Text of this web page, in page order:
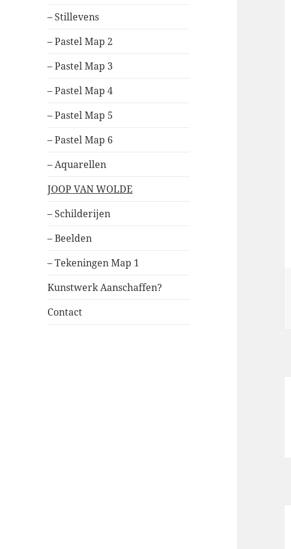
– Stillevens
– Pastel Map 2
– Pastel Map 3
– Pastel Map 4
– Pastel Map 5
– Pastel Map 6
– Aquarellen
JOOP VAN WOLDE
– Schilderijen
– Beelden
– Tekeningen Map 1
Kunstwerk Aanschaffen?
Contact